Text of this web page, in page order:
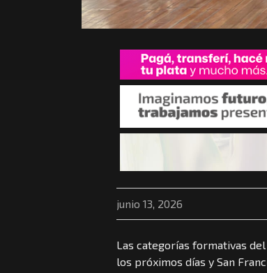
junio 13, 2026
Las categorías formativas
los próximos días y San